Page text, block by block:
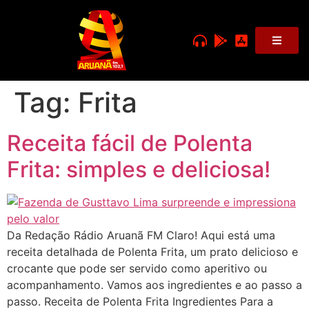
Tag: Frita
Receita fácil de Polenta
Frita: simples e deliciosa!
Da Redação Rádio Aruanã FM Claro! Aqui está uma
receita detalhada de Polenta Frita, um prato delicioso e
crocante que pode ser servido como aperitivo ou
acompanhamento. Vamos aos ingredientes e ao passo a
passo. Receita de Polenta Frita Ingredientes Para a